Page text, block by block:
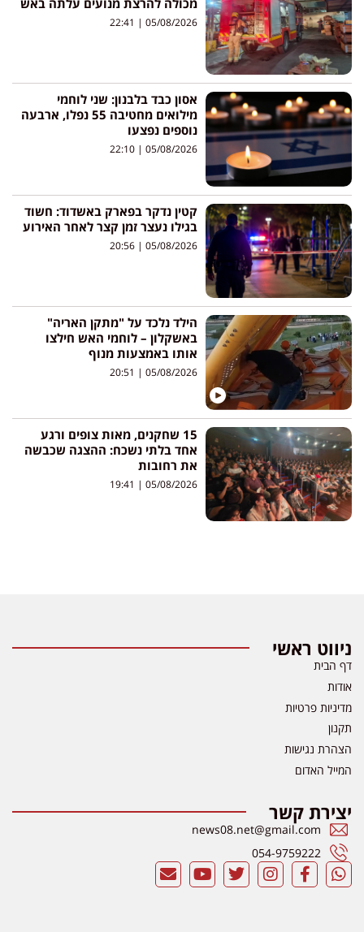
05/08/2026
אסון כבד בלבנון: שני לוחמי
מילואים מחטיבה 55 נפלו, ארבעה
נוספים נפצעו
05/08/2026
קטין נדקר בפארק באשדוד: חשוד
בגילו נעצר זמן קצר לאחר האירוע
05/08/2026
הילד נלכד על "מתקן האריה"
באשקלון – לוחמי האש חילצו
אותו באמצעות מנוף
05/08/2026
15 שחקנים, מאות צופים ורגע
אחד בלתי נשכח: ההצגה שכבשה
את רחובות
05/08/2026
ניווט ראשי
דף הבית
אודות
מדיניות פרטיות
תקנון
הצהרת נגישות
המייל האדום
יצירת קשר
news08.net@gmail.com
054-9759222